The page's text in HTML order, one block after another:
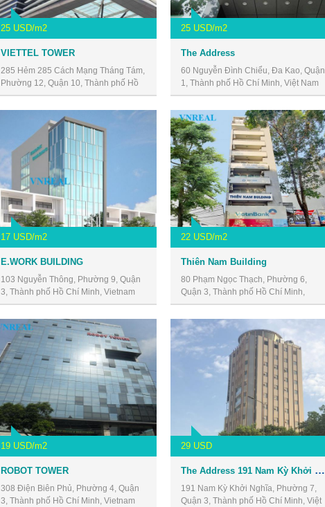
25 USD/m2
VIETTEL TOWER
285 Hẻm 285 Cách Mạng Tháng Tám,
Phường 12, Quận 10, Thành phố Hồ
Chí Minh, Vietnam
25 USD/m2
The Address
60 Nguyễn Đình Chiểu, Đa Kao, Quận
1, Thành phố Hồ Chí Minh, Việt Nam
17 USD/m2
E.WORK BUILDING
103 Nguyễn Thông, Phường 9, Quận
3, Thành phố Hồ Chí Minh, Vietnam
22 USD/m2
Thiên Nam Building
80 Phạm Ngọc Thạch, Phường 6,
Quận 3, Thành phố Hồ Chí Minh,
Vietnam
19 USD/m2
ROBOT TOWER
308 Điện Biên Phủ, Phường 4, Quận
3, Thành phố Hồ Chí Minh, Vietnam
29 USD
The Address 191 Nam Kỳ Khởi Nghĩa
191 Nam Kỳ Khởi Nghĩa, Phường 7,
Quận 3, Thành phố Hồ Chí Minh, Việt